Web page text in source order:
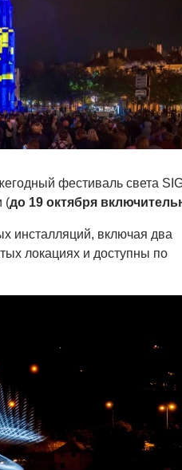
фестиваль света
(до 19 октября
инсталляций, включая два
локациях и доступны по